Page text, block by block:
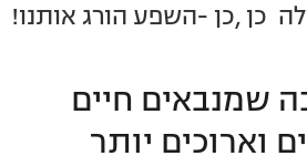
כן ,כן -השפע הורג אותנו!
שמנבאים חיים
וארוכים יותר